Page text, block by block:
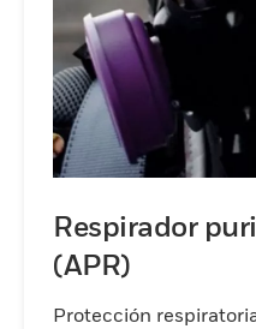
Respirador
(APR)
Protección